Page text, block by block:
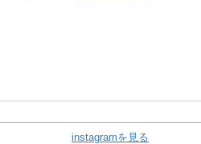
instagramを見る